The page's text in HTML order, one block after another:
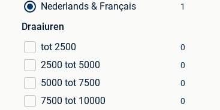
Nederlands & Français 1
Draaiuren
tot 2500
0
2500 tot 5000 0
5000 tot 7500 0
7500 tot 10000 0